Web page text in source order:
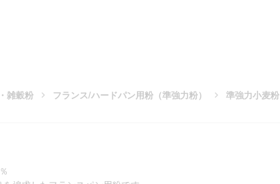
雑穀粉 フランス/ハードパン用粉（準強力粉） 準強力小麦粉